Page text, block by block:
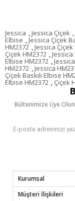
Jessica
Jessica Çiçek
Elbise Jessica Çiçek
HM2372 Jessica Çiçek
Çiçek HM2372 Jessica
Elbise HM2372 ,
HM2372 Jessica
Çiçek Baskılı Elbise
Elbise HM2372 Çiçek
Bültenimize Üye
Kurumsal
Müşteri İlişkileri